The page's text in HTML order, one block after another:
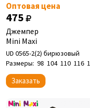
Оптовая цена
475
Джемпер
Mini Maxi
UD 0565-2(2) бирюзовый
Размеры: 98 104 110 116
Заказать